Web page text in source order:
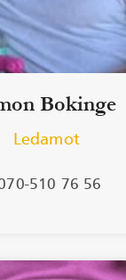
Bokinge
Ledamot
510 76 56